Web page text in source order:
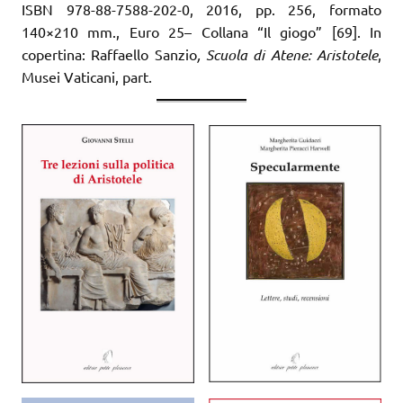
ISBN 978-88-7588-202-0, 2016, pp. 256, formato
140×210 mm., Euro 25– Collana “Il giogo” [69]. In
copertina: Raffaello Sanzio, Scuola di Atene: Aristotele,
Musei Vaticani, part.